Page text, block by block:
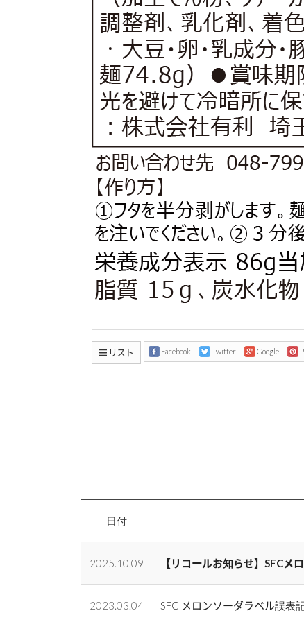
リスト Facebook Twitter Google
日付
2025.10.09 【リコールお知らせ】SFCメ
2023.03.04 SFC メロンソーダラベル誤表